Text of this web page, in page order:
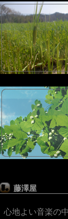
日（水）、９
◆２０２５年
す。
■２０２４年
て＆限定酒の
○日時：１２
造 〇場所：
金箔入り樽酒
藤澤屋
心地よい音楽の